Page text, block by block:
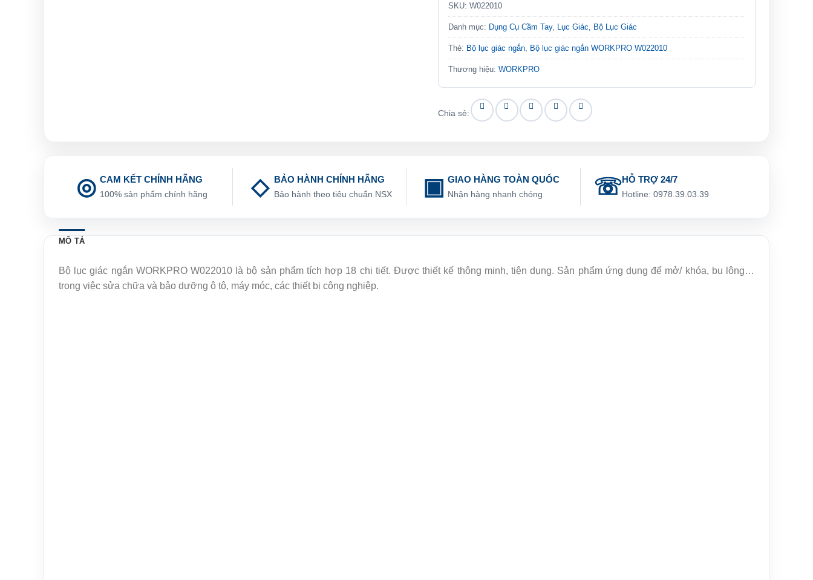
SKU:W022010
Danh mục: Dụng Cụ Cầm Tay, Lục Giác, Bộ Lục Giác
Thẻ: Bộ lục giác ngắn Bộ lục giác ngắn WORKPRO W022010
Thương hiệu:WORKPRO
Chia sẻ:
CAM KẾT CHÍNH HÃNG
100% sản phẩm chính hãng
BẢO HÀNH CHÍNH HÃNG
Bảo hành theo tiêu chuẩn NSX
GIAO HÀNG TOÀN QUỐC
Nhận hàng nhanh chóng
HỖ TRỢ 24/7
Hotline: 0978.39.03.39
MÔ TẢ
Bộ lục giác ngắn WORKPRO W022010 là bộ sản phẩm tích hợp 18 chi tiết. Được thiết kế thông minh, tiện dụng. Sản phẩm ứng dụng để mở/ khóa, bu lông…
trong việc sửa chữa và bảo dưỡng ô tô, máy móc, các thiết bị công nghiệp.